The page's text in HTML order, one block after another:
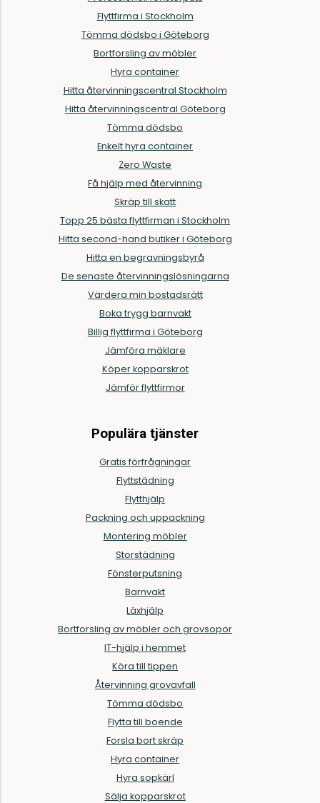
Flyttfirma i Stockholm
Tömma dödsbo i Göteborg
Bortforsling av möbler
Hyra container
Hitta återvinningscentral Stockholm
Hitta återvinningscentral Göteborg
Tömma dödsbo
Enkelt hyra container
Zero Waste
Få hjälp med återvinning
Skräp till skatt
Topp 25 bästa flyttfirman i Stockholm
Hitta second-hand butiker i Göteborg
Hitta en begravningsbyrå
De senaste återvinningslösningarna
Värdera min bostadsrätt
Boka trygg barnvakt
Billig flyttfirma i Göteborg
Jämföra mäklare
Köper kopparskrot
Jämför flyttfirmor
Populära tjänster
Gratis förfrågningar
Flyttstädning
Flytthjälp
Packning och uppackning
Montering möbler
Storstädning
Fönsterputsning
Barnvakt
Läxhjälp
Bortforsling av möbler och grovsopor
IT-hjälp i hemmet
Köra till tippen
Återvinning grovavfall
Tömma dödsbo
Flytta till boende
Forsla bort skräp
Hyra container
Hyra sopkärl
Sälja kopparskrot